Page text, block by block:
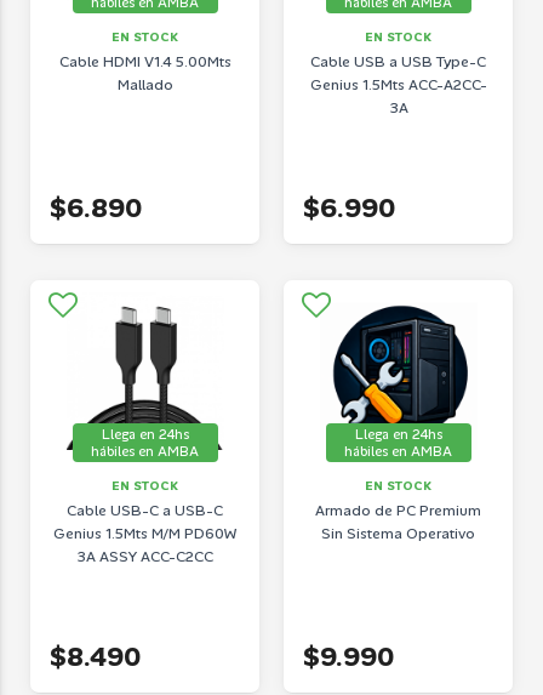
EN STOCK
Cable HDMI V1.4 5.00Mts
Mallado
$6.890
EN STOCK
Cable USB a USB Type-C
Genius 1.5Mts ACC-A2CC-
3A
$6.990
Llega en 24hs
hábiles en AMBA
EN STOCK
Cable USB-C a USB-C
Genius 1.5Mts M/M PD60W
3A ASSY ACC-C2CC
$8.490
Llega en 24hs
hábiles en AMBA
EN STOCK
Armado de PC Premium
Sin Sistema Operativo
$9.990